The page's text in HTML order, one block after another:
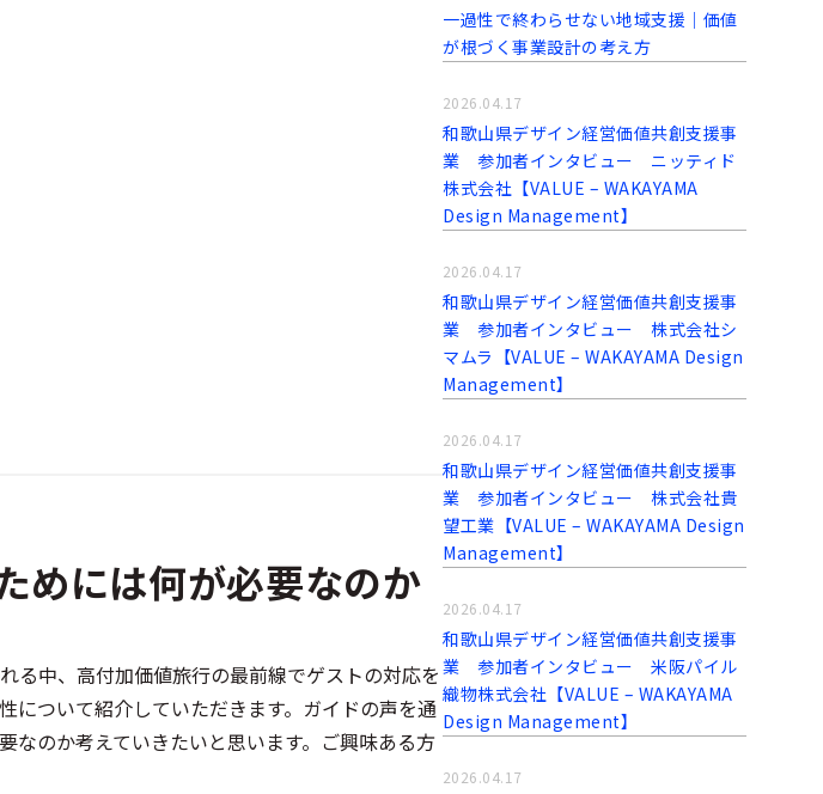
めには何が必要なのか
る中、高付加価値旅行の最前線でゲストの対応を
について紹介していただきます。ガイドの声を通
なのか考えていきたいと思います。ご興味ある方
一過性で終わらせない地域支援｜価値
が根づく事業設計の考え方
和歌山県デザイン経営価値共創支援事
業 参加者インタビュー ニッティド
株式会社【VALUE – WAKAYAMA
Design Management】
2026.04.17
和歌山県デザイン経営価値共創支援事
業 参加者インタビュー 株式会社シ
マムラ【VALUE – WAKAYAMA Design
Management】
2026.04.17
和歌山県デザイン経営価値共創支援事
業 参加者インタビュー 株式会社貴
望工業【VALUE – WAKAYAMA Design
Management】
2026.04.17
和歌山県デザイン経営価値共創支援事
業 参加者インタビュー 米阪パイル
織物株式会社【VALUE – WAKAYAMA
Design Management】
2026.04.17
2026.04.17